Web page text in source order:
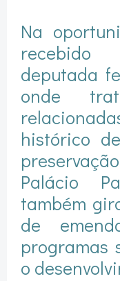
Na
deputada
onde
histórico
Palácio
também
de
programas
o